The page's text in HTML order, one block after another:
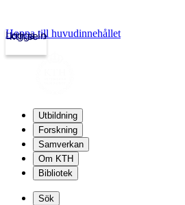
kth.se
Logga in
Hoppa till huvudinnehållet
Utbildning
Forskning
Samverkan
Om KTH
Bibliotek
Sök